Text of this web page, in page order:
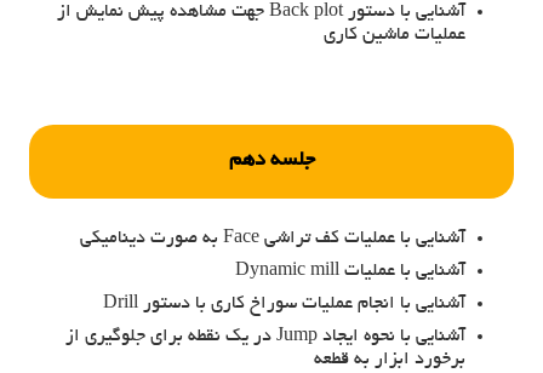
آشنایی با دستور Back plot جهت مشاهده پیش نمایش از
عملیات ماشین کاری
جلسه دهم
آشنایی با عملیات کف تراشی Face به صورت دینامیکی
آشنایی با عملیات Dynamic mill
آشنایی با انجام عملیات سوراخ کاری با دستور Drill
آشنایی با نحوه ایجاد Jump در یک نقطه برای جلوگیری از
برخورد ابزار به قطعه